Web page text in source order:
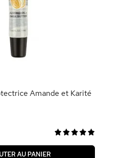
Amande et Karité
AU PANIER